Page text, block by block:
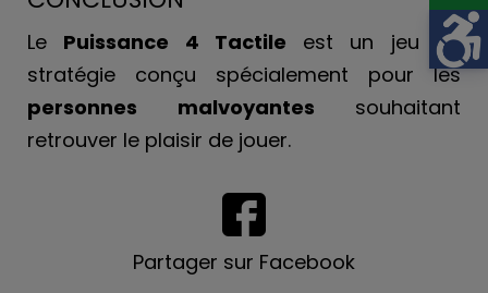
Le Puissance 4 Tactile est un jeu de
stratégie conçu spécialement pour les
personnes malvoyantes souhaitant
retrouver le plaisir de jouer.
Partager sur Facebook